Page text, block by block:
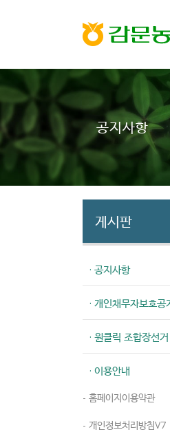
공지사항
게시판
· 공지사항
· 개인채무자보호공
· 원클릭 조합장선거
· 이용안내
- 홈페이지이용약관
- 개인정보처리방침V7